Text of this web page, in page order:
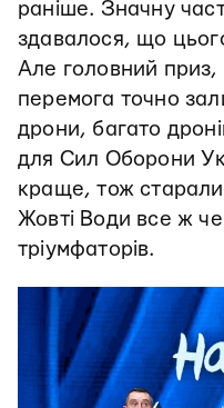
раніше. Значну
здавалося, що
Але головний приз,
перемога точно
дрони, багато
для Сил Оборони
краще, тож
Жовті Води все ж
тріумфаторів.